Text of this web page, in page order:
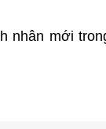
nhân mới